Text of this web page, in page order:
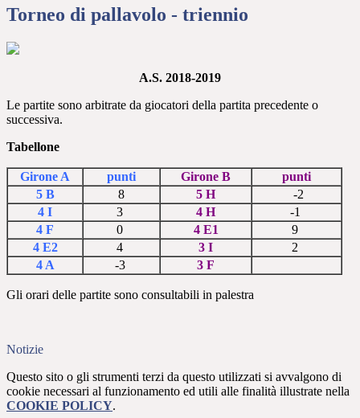
Torneo di pallavolo - triennio
A.S. 2018-2019
Le partite sono arbitrate da giocatori della partita precedente o
successiva.
Tabellone
Girone A punti Girone B
punti
5 B
8 5 H
-2
4 I
3 4 H
-1
4 F
0 4 E1
9
4 E2
4 3 I
2
4 A
-3 3 F
Gli orari delle partite sono consultabili in palestra
Notizie
Questo sito o gli strumenti terzi da questo utilizzati si avvalgono di
cookie necessari al funzionamento ed utili alle finalità illustrate nella
COOKIE POLICY.